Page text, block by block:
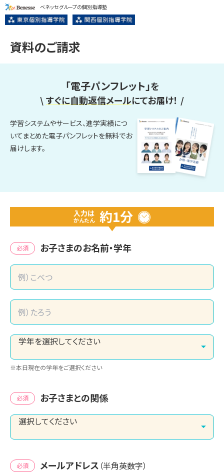
ベネッセグループの個別指導塾
資料のご請求
「電子パンフレット」を
\ すぐに自動返信メールにてお届け！ /
学習システムやサービス、進学実績につ
いてまとめた電子パンフレットを無料でお
届けします。
入力は
かんたん 約1分
必須 お子さまのお名前・学年
※本日現在の学年をご選択ください
必須 お子さまとの関係
必須 メールアドレス （半角英数字）